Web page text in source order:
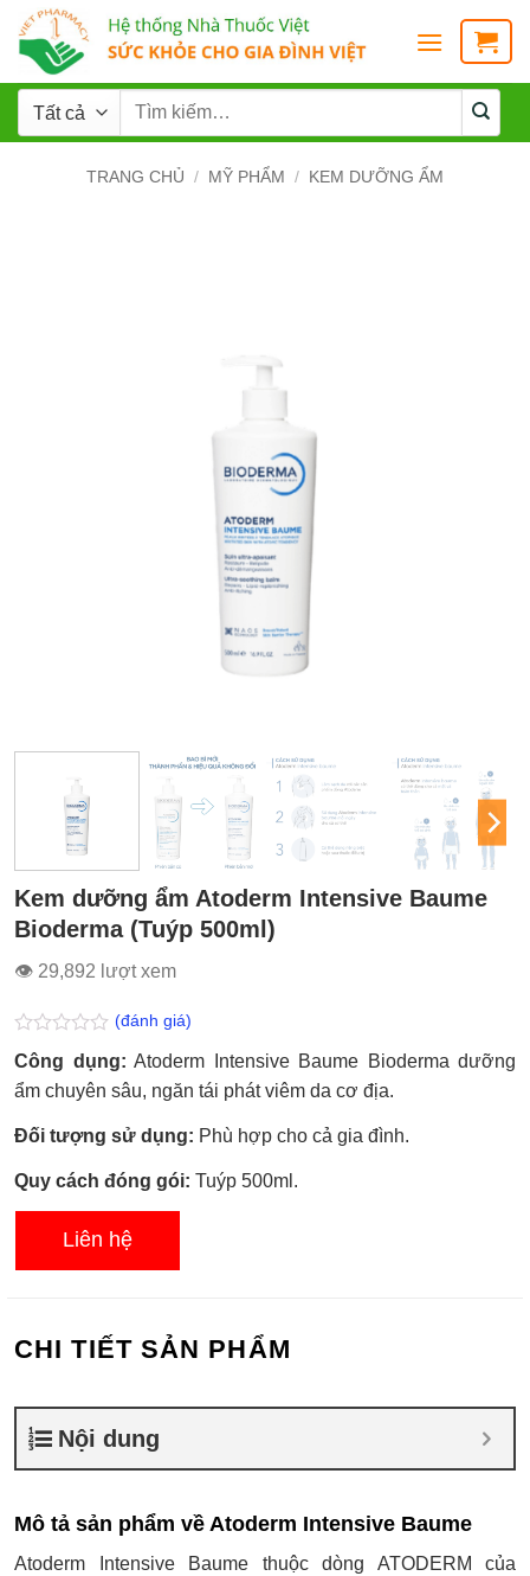
TRANG CHỦ / MỸ PHẨM / KEM DƯỠNG ẨM
Kem dưỡng ẩm Atoderm Intensive Baume
Bioderma (Tuýp 500ml)
👁 29,892 lượt xem
Được
xếp
hạng
5
sao
(đánh giá)
Công dụng: Atoderm Intensive Baume Bioderma dưỡng
ẩm chuyên sâu, ngăn tái phát viêm da cơ địa.
Đối tượng sử dụng: Phù hợp cho cả gia đình.
Quy cách đóng gói: Tuýp 500ml.
Liên hệ
CHI TIẾT SẢN PHẨM
Nội dung
Mô tả sản phẩm về Atoderm Intensive Baume
Atoderm Intensive Baume thuộc dòng ATODERM của